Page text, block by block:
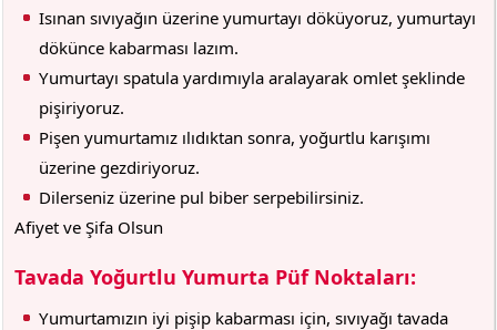
Isınan sıvıyağın üzerine yumurtayı döküyoruz, yumurtayı
dökünce kabarması lazım.
Yumurtayı spatula yardımıyla aralayarak omlet şeklinde
pişiriyoruz.
Pişen yumurtamız ılıdıktan sonra, yoğurtlu karışımı
üzerine gezdiriyoruz.
Dilerseniz üzerine pul biber serpebilirsiniz.
Afiyet ve Şifa Olsun
Tavada Yoğurtlu Yumurta Püf Noktaları:
Yumurtamızın iyi pişip kabarması için, sıvıyağı tavada